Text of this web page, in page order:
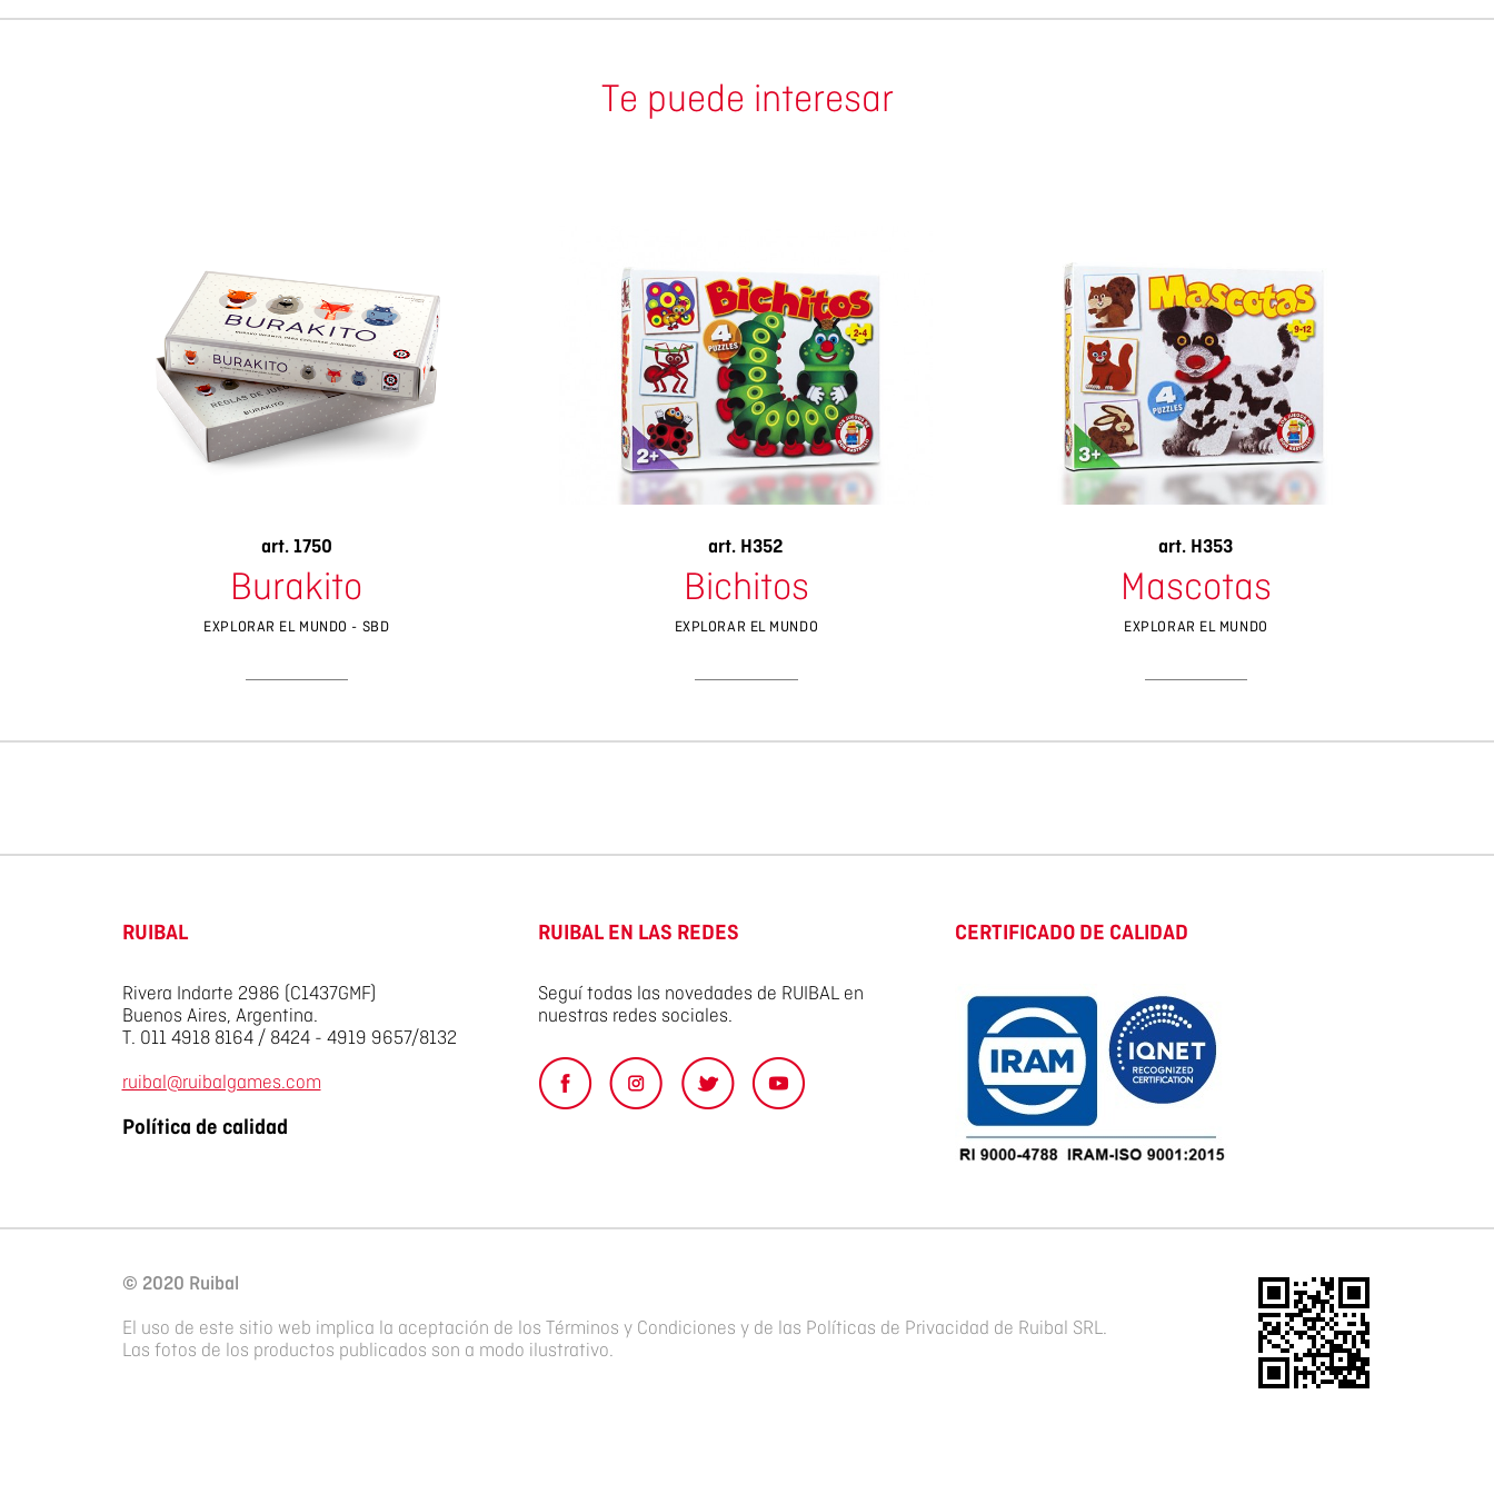
Te puede interesar
art. 1750
Burakito
EXPLORAR EL MUNDO - SBD
art. H352
Bichitos
EXPLORAR EL MUNDO
art. H353
Mascotas
EXPLORAR EL MUNDO
RUIBAL
Rivera Indarte 2986 (C1437GMF)
Buenos Aires, Argentina.
T. 011 4918 8164 / 8424 - 4919 9657/8132
ruibal@ruibalgames.com
Política de calidad
RUIBAL EN LAS REDES
Seguí todas las novedades de RUIBAL en
nuestras redes sociales.
CERTIFICADO DE CALIDAD
© 2020 Ruibal
El uso de este sitio web implica la aceptación de los Términos y Condiciones y de las Políticas de Privacidad de Ruibal SRL.
Las fotos de los productos publicados son a modo ilustrativo.